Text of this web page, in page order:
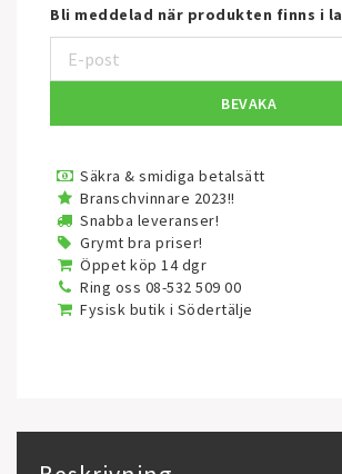
Bli meddelad när produkten finns i
BEVAKA
Säkra & smidiga betalsätt
Branschvinnare 2023!!
Snabba leveranser!
Grymt bra priser!
Öppet köp 14 dgr
Ring oss 08-532 509 00
Fysisk butik i Södertälje